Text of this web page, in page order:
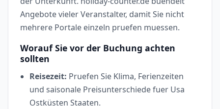
Angebote vieler Veranstalter, damit Sie nicht
mehrere Portale einzeln pruefen muessen.
Worauf Sie vor der Buchung achten
sollten
Reisezeit: Pruefen Sie Klima, Ferienzeiten
und saisonale Preisunterschiede fuer Usa
Ostküsten Staaten.